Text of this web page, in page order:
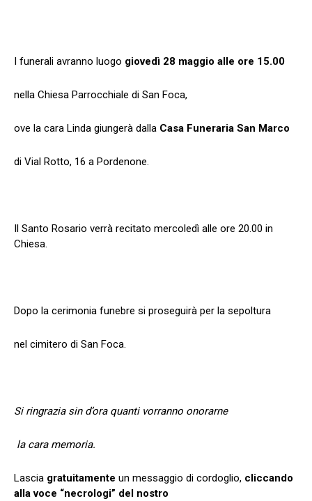
I funerali avranno luogo giovedì 28 maggio alle ore 15.00
nella Chiesa Parrocchiale di San Foca,
ove la cara Linda giungerà dalla Casa Funeraria San Marco
di Vial Rotto, 16 a Pordenone.
Il Santo Rosario verrà recitato mercoledì alle ore 20.00 in
Chiesa.
Dopo la cerimonia funebre si proseguirà per la sepoltura
nel cimitero di San Foca.
Si ringrazia sin d’ora quanti vorranno onorarne
la cara memoria.
Lascia gratuitamente un messaggio di cordoglio, cliccando
alla voce “necrologi” del nostro